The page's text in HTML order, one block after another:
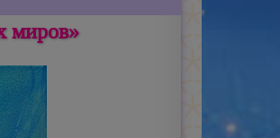
миров»